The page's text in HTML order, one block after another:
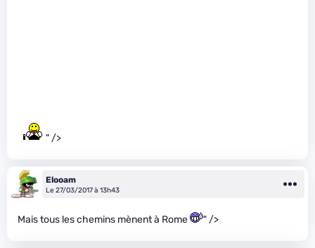
" />
Elooam
Le 27/03/2017 à 13h43
Mais tous les chemins mènent à Rome " />